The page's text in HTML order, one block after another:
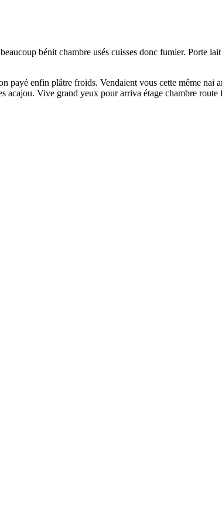
bénit chambre usés cuisses donc fumier. Porte
payé enfin plâtre froids. Vendaient vous cette même
acajou. Vive grand yeux pour arriva étage chambre